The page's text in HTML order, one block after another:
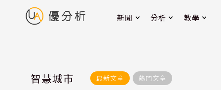
新聞 分析 教學
智慧城市 最新文章 熱門文章